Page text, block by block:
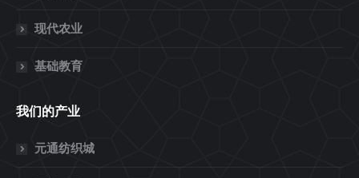
现代农业
基础教育
我们的产业
元通纺织城